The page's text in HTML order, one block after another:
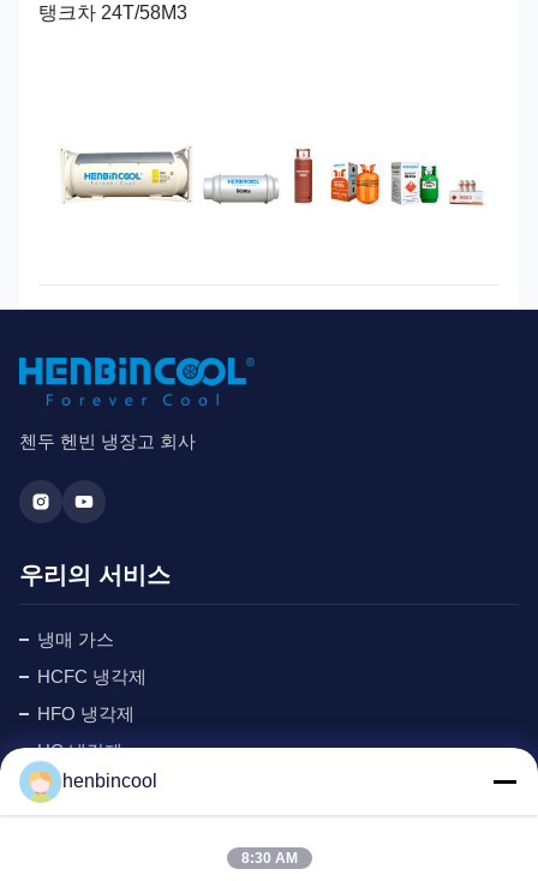
탱크차 24T/58M3
첸두 헨빈 냉장고 회사
우리의 서비스
냉매 가스
HCFC 냉각제
HFO 냉각제
HC 냉각제
사이클로펜탄 냉매
henbincool
8:30 AM